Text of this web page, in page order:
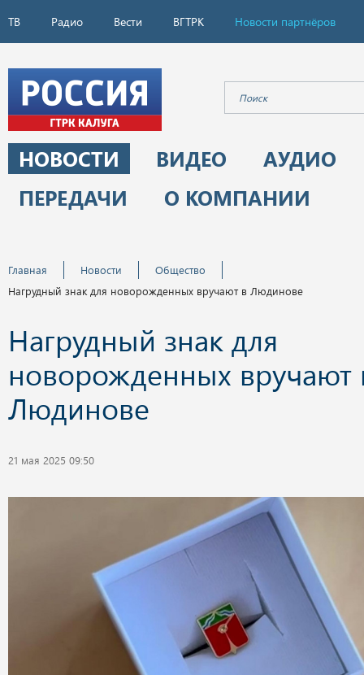
ТВ Радио Вести ВГТРК Новости партнёров
НОВОСТИ ВИДЕО
АУДИО
ПЕРЕДАЧИ
О КОМПАНИИ
Главная Новости
Общество
Нагрудный знак для новорожденных вручают в Людинове
Нагрудный знак для
новорожденных вручают
Людинове
21 мая 2025 09:50